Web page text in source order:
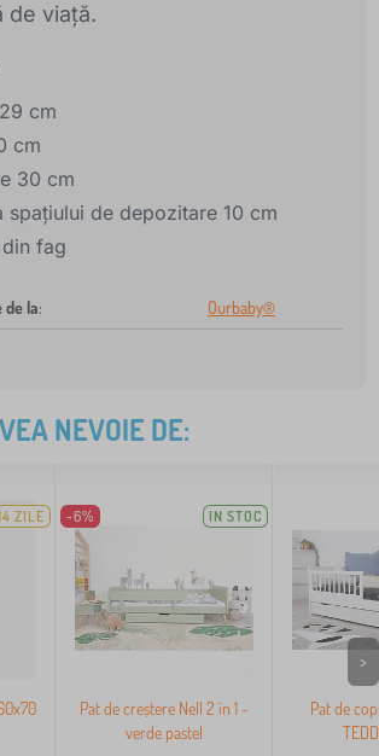
de viață.
cm
cm
30 cm
spațiului de depozitare 10 cm
fag
de la: Ourbaby®
NEVOIE DE:
ZILE -6% IN STOC
Pat de creștere Nell 2 în 1 -
verde pastel
Pat de
>